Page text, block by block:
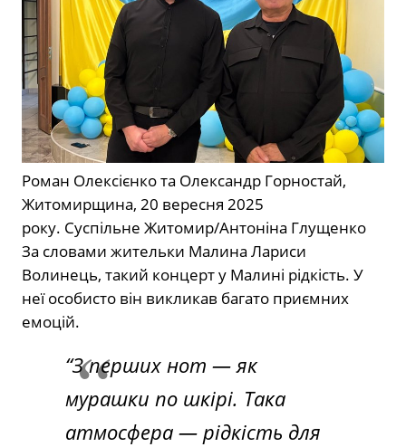
Роман Олексієнко та Олександр Горностай,
Житомирщина, 20 вересня 2025
року. Суспільне Житомир/Антоніна Глущенко
За словами жительки Малина Лариси
Волинець, такий концерт у Малині рідкість. У
неї особисто він викликав багато приємних
емоцій.
“З перших нот — як
мурашки по шкірі. Така
атмосфера — рідкість для